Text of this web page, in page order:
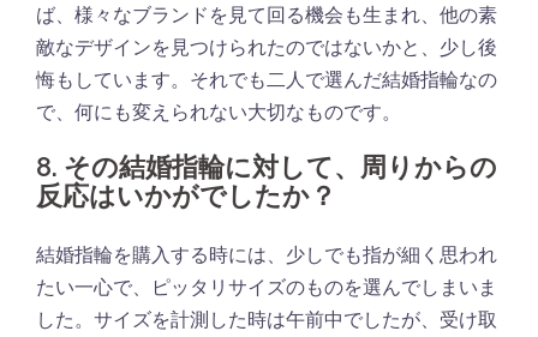
ば、様々なブランドを見て回る機会も生まれ、他の素
敵なデザインを見つけられたのではないかと、少し後
悔もしています。それでも二人で選んだ結婚指輪なの
で、何にも変えられない大切なものです。
8. その結婚指輪に対して、周りからの
反応はいかがでしたか？
結婚指輪を購入する時には、少しでも指が細く思われ
たい一心で、ピッタリサイズのものを選んでしまいま
した。サイズを計測した時は午前中でしたが、受け取